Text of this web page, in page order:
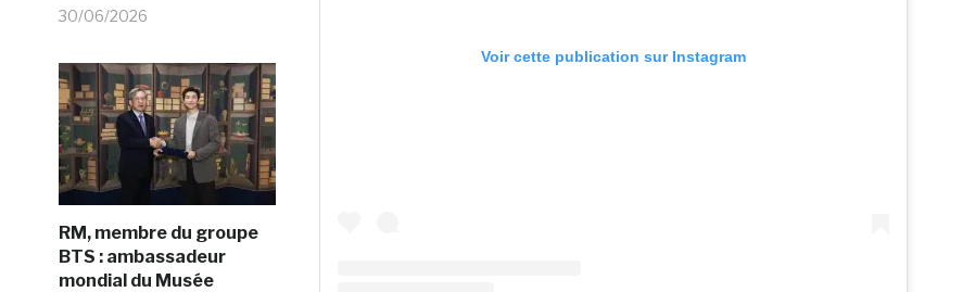
30/06/2026
RM, membre du groupe
BTS : ambassadeur
mondial du Musée
Voir cette publication sur Instagram